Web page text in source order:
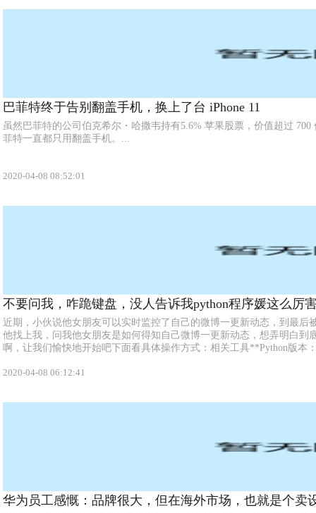
巴菲特终于告别翻盖手机，换上了台 iPhone 11
虽然巴菲特的公司伯克希尔・哈撒韦持有5.6% 苹果股票，价值超过
菲特一直都只用翻盖手机。...
2020-04-08 08:52:01
不要问我，咋跪键盘，没人告诉我python程序媛这么厉
近期，小伙说他女朋友可以实时监控了自己的微博一更新动态，到最后
他找上我，问我他女朋友是如何得知自己微博一更新动态，想弄明白到
啊，让我们愉快地开始吧下面看具体操作方式：相关工具**Python版本
2020-04-08 06:12:41
华为员工感慨：品牌很大，但在海外市场，也就是个卖